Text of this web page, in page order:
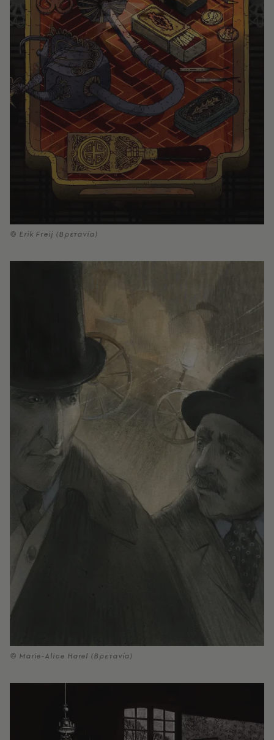
© Erik Freij (Βρετανία)
© Marie-Alice Harel (Βρετανία)